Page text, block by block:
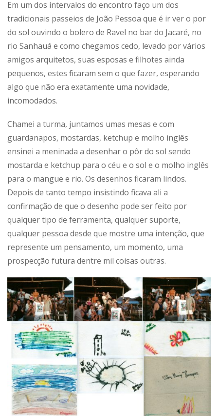
Em um dos intervalos do encontro faço um dos
tradicionais passeios de João Pessoa que é ir ver o por
do sol ouvindo o bolero de Ravel no bar do Jacaré, no
rio Sanhauá e como chegamos cedo, levado por vários
amigos arquitetos, suas esposas e filhotes ainda
pequenos, estes ficaram sem o que fazer, esperando
algo que não era exatamente uma novidade,
incomodados.
Chamei a turma, juntamos umas mesas e com
guardanapos, mostardas, ketchup e molho inglês
ensinei a meninada a desenhar o pôr do sol sendo
mostarda e ketchup para o céu e o sol e o molho inglês
para o mangue e rio. Os desenhos ficaram lindos.
Depois de tanto tempo insistindo ficava ali a
confirmação de que o desenho pode ser feito por
qualquer tipo de ferramenta, qualquer suporte,
qualquer pessoa desde que mostre uma intenção, que
represente um pensamento, um momento, uma
prospecção futura dentre mil coisas outras.